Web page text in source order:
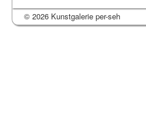
© 2026 Kunstgalerie per-seh